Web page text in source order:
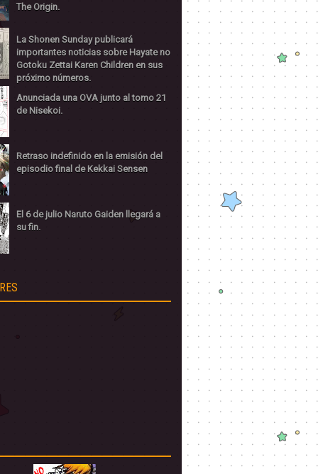
The Origin.
La Shonen Sunday publicará
importantes noticias sobre Hayate no
Gotoku Zettai Karen Children en sus
próximo números.
Anunciada una OVA junto al tomo 21
de Nisekoi.
Retraso indefinido en la emisión del
episodio final de Kekkai Sensen
El 6 de julio Naruto Gaiden llegará a
su fin.